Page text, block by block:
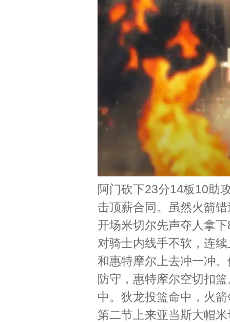
阿门砍下23分14板10助
击顶薪合同。虽然火箭
开场米切尔先声夺人拿
对骑士内线手不软，连
和惠特摩尔上去冲一冲
防守，惠特摩尔空切扣
中。狄龙投篮命中，火
第二节上来亚当斯大帽